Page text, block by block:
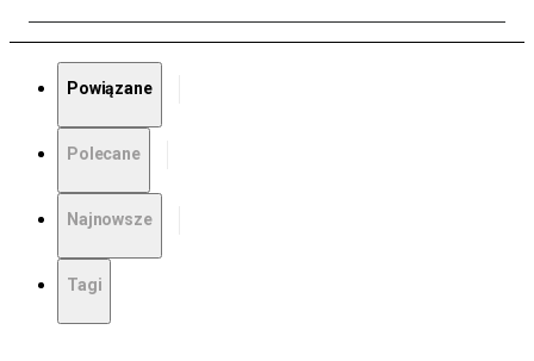
Powiązane
Polecane
Najnowsze
Tagi